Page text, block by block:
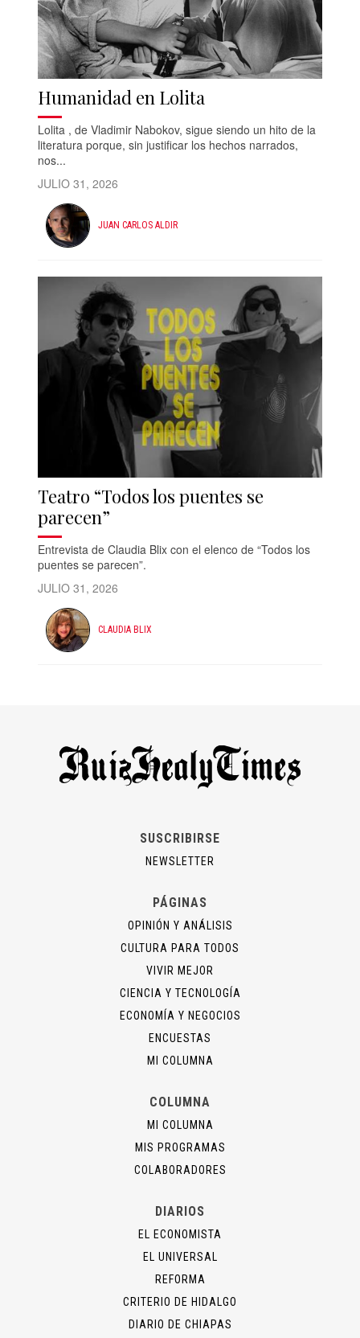
Humanidad en Lolita
Lolita , de Vladimir Nabokov, sigue siendo un hito de la
literatura porque, sin justificar los hechos narrados,
nos...
JULIO 31, 2026
JUAN CARLOS ALDIR
Teatro “Todos los puentes se
parecen”
Entrevista de Claudia Blix con el elenco de “Todos los
puentes se parecen”.
JULIO 31, 2026
CLAUDIA BLIX
SUSCRIBIRSE
NEWSLETTER
PÁGINAS
OPINIÓN Y ANÁLISIS
CULTURA PARA TODOS
VIVIR MEJOR
CIENCIA Y TECNOLOGÍA
ECONOMÍA Y NEGOCIOS
ENCUESTAS
MI COLUMNA
COLUMNA
MI COLUMNA
MIS PROGRAMAS
COLABORADORES
DIARIOS
EL ECONOMISTA
EL UNIVERSAL
REFORMA
CRITERIO DE HIDALGO
DIARIO DE CHIAPAS